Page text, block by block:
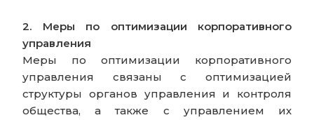
2. Меры по оптимизации корпоративного
управления
Меры по оптимизации корпоративного
управления связаны с оптимизацией
структуры органов управления и контроля
общества, а также с управлением их